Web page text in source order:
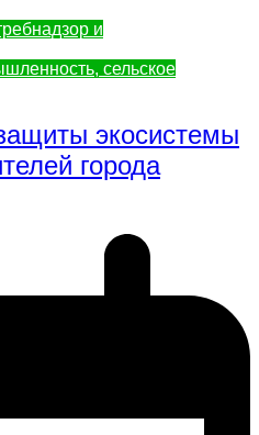
и
сельское
экосистемы
города